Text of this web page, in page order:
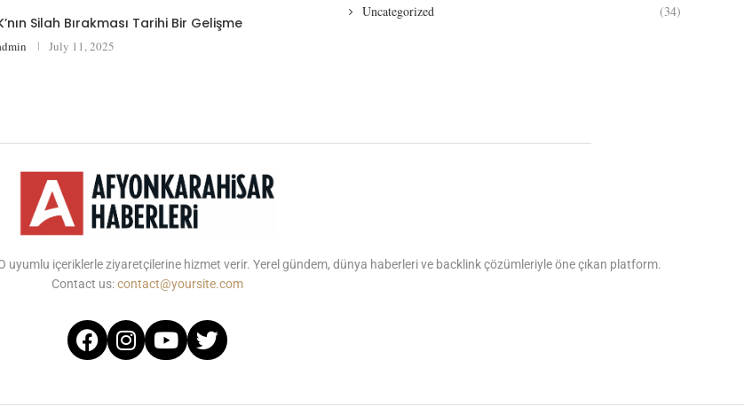
Silah Bırakması Tarihi Bir Gelişme
July 11, 2025
Uncategorized
(34)
uyumlu içeriklerle ziyaretçilerine hizmet verir. Yerel gündem, dünya haberleri ve backlink çözümleriyle öne çıkan platform.
Contact us:contact@yoursite.com